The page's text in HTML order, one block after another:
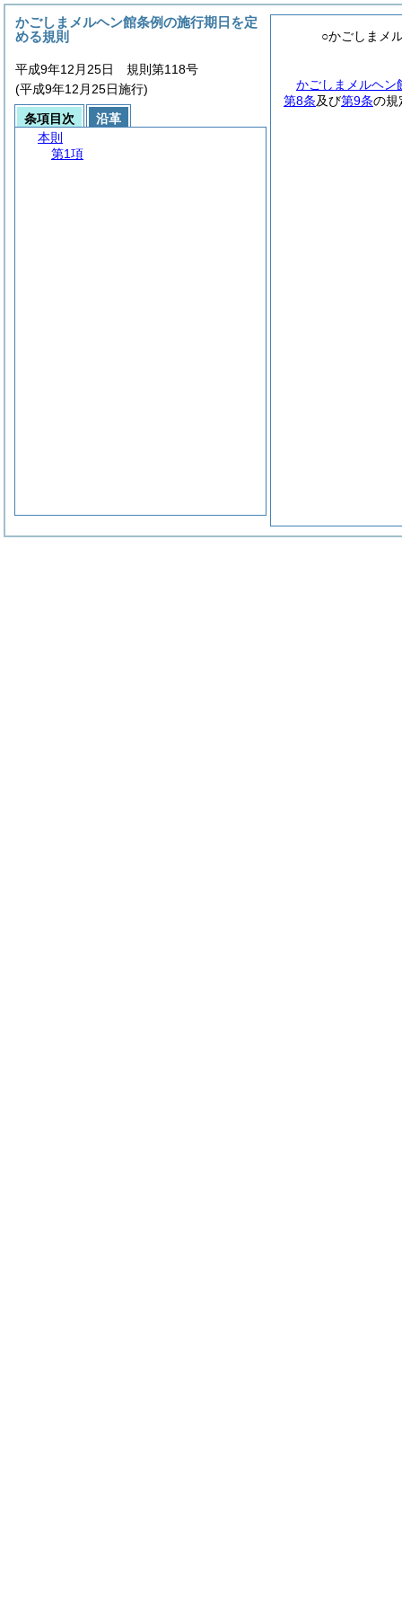
○かごしまメ
かごしまメルヘン
第8条及び第9条の規
かごしまメルヘン館条例の施行期日を定
める規則
平成9年12月25日 規則第118号
(平成9年12月25日施行)
条項目次
沿革
本則
第1項